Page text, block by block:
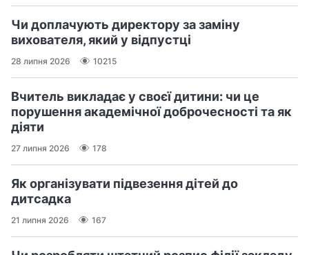
Чи доплачують директору за заміну
вихователя, який у відпустці
28 липня 2026 10215
Вчитель викладає у своєї дитини: чи це
порушення академічної доброчесності та як
діяти
27 липня 2026 178
Як організувати підвезення дітей до
дитсадка
21 липня 2026 167